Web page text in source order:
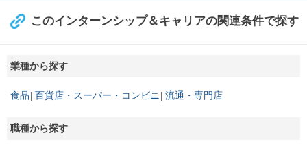
このインターンシップ＆キャリアの関連条件で探す
業種から探す
食品 百貨店・スーパー・コンビニ 流通・専門店
職種から探す